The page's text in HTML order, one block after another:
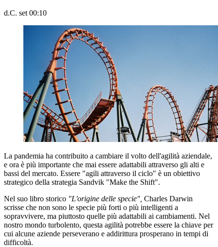
d.C. set 00:10
La pandemia ha contribuito a cambiare il volto dell'agilità aziendale,
e ora è più importante che mai essere adattabili attraverso gli alti e
bassi del mercato. Essere "agili attraverso il ciclo" è un obiettivo
strategico della strategia Sandvik "Make the Shift".
Nel suo libro storico "L'origine delle specie", Charles Darwin
scrisse che non sono le specie più forti o più intelligenti a
sopravvivere, ma piuttosto quelle più adattabili ai cambiamenti. Nel
nostro mondo turbolento, questa agilità potrebbe essere la chiave per
cui alcune aziende perseverano e addirittura prosperano in tempi di
difficoltà.